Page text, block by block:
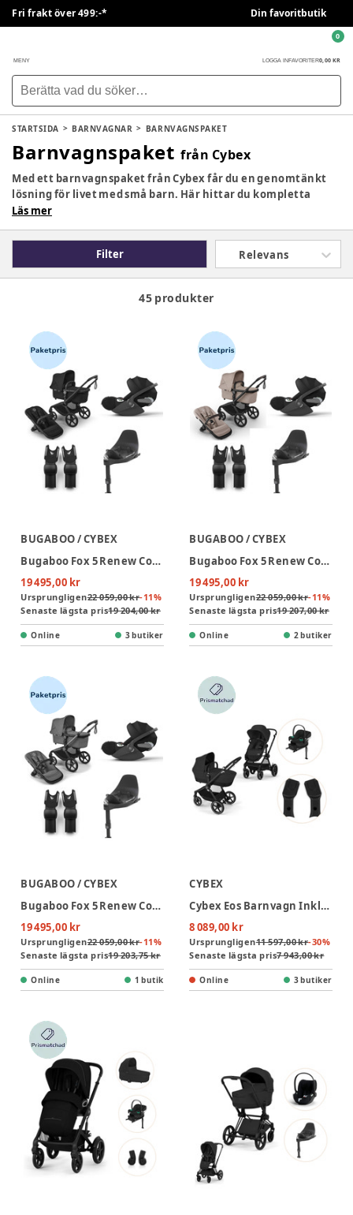
Fri frakt över 499:-* Din favoritbutik
MENY LOGGA IN FAVORITER0,00 KR
0
STARTSIDA BARNVAGNAR BARNVAGNSPAKET
Barnvagnspaket från Cybex
Med ett barnvagnspaket från Cybex får du en genomtänkt
lösning för livet med små barn. Här hittar du kompletta
paket med barnvagn, liggdel, babyskydd och bas – anpassade
Cybex kombinerar smart funktion, modern design och hög
komfort för både barn och föräldrar.
Läs mer
Filter Relevans
45 produkter
BUGABOO / CYBEX
Bugaboo Fox 5 Renew Complete - Black/Heritage Black + Cloud T + Bas T + Adapter
19 495,00 kr
Ursprungligen22 059,00 kr-11%
Senaste lägsta pris19 204,00 kr
Online 3 butiker
BUGABOO / CYBEX
Bugaboo Fox 5 Renew Complete - Black/Desert Taupe + Cloud T + Bas T + Adapter
19 495,00 kr
Ursprungligen22 059,00 kr-11%
Senaste lägsta pris19 207,00 kr
Online 2 butiker
BUGABOO / CYBEX
Bugaboo Fox 5 Renew Complete - Graphite/Moon Grey + Cloud T + Bas T + Adapter
19 495,00 kr
Ursprungligen22 059,00 kr-11%
Senaste lägsta pris19 203,75 kr
Online 1 butik
CYBEX
Cybex Eos Barnvagn Inkl. Aton B2 Med Bas Och Adapter - Moon Black/Black
8 089,00 kr
Ursprungligen11 597,00 kr-30%
Senaste lägsta pris7 943,00 kr
Online 3 butiker